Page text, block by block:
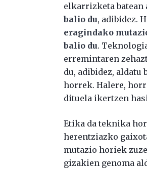
elkarrizketa batean
balio du, adibidez.
eragindako
balio du.
erremintaren
du, adibidez, aldatu
horrek. Halere,
dituela ikertzen
Etika da teknika
herentziazko
mutazio horiek
gizakien genoma